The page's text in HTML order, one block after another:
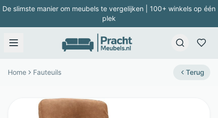
De slimste manier om meubels te vergelijken | 100+ winkels op één
plek
Home Fauteuils Terug